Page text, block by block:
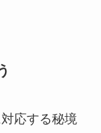
応する秘境